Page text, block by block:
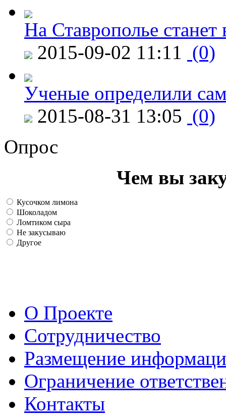
На Ставрополье
2015-09-02 11:11 (0)
Ученые определили
2015-08-31 13:05 (0)
Опрос
Чем вы
Кусочком лимона
Шоколадом
Ломтиком сыра
Не закусываю
Другое
О Проекте
Сотрудничество
Размещение
Ограничение
Контакты